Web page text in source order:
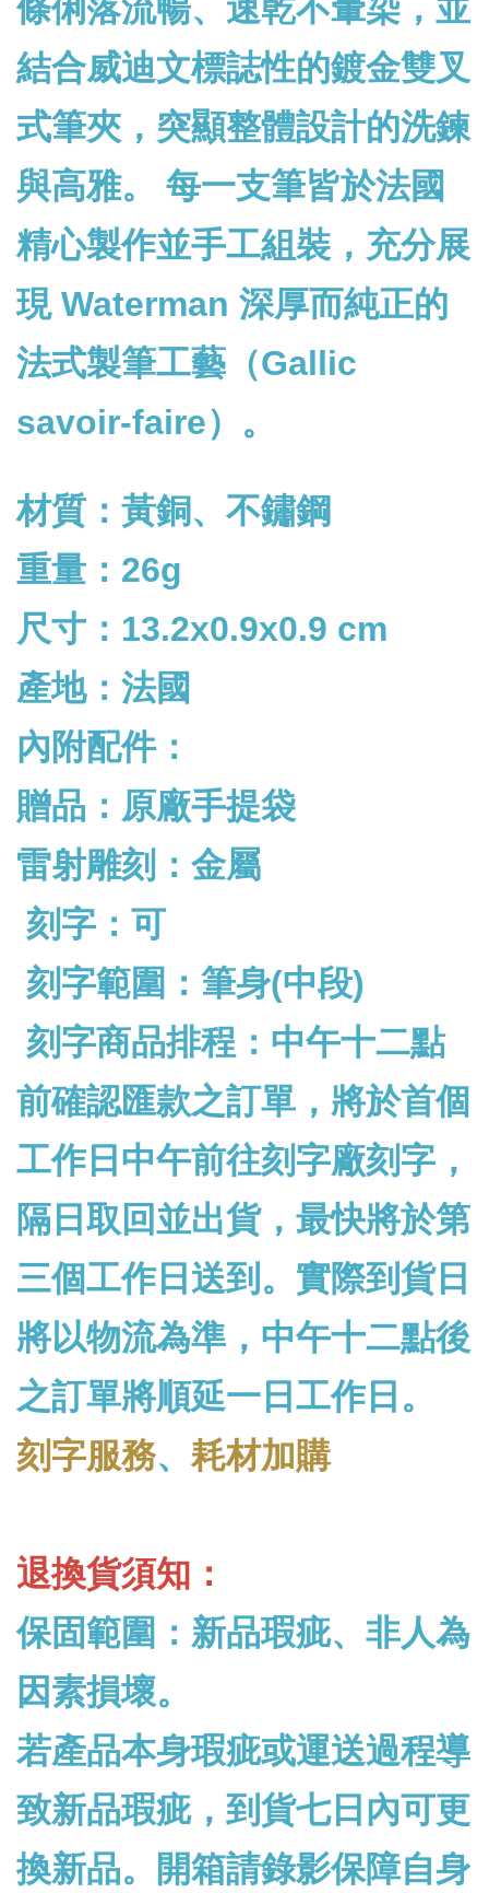
條俐落流暢、速乾不暈染，並
結合威迪文標誌性的鍍金雙叉
式筆夾，突顯整體設計的洗鍊
與高雅。 每一支筆皆於法國
精心製作並手工組裝，充分展
現 Waterman 深厚而純正的
法式製筆工藝（Gallic
savoir-faire）。
材質：黃銅、不鏽鋼
重量：26g
尺寸：13.2x0.9x0.9 cm
產地：法國
內附配件：
贈品：原廠手提袋
雷射雕刻：金屬
刻字：可
刻字範圍：筆身(中段)
刻字商品排程：中午十二點
前確認匯款之訂單，將於首個
工作日中午前往刻字廠刻字，
隔日取回並出貨，最快將於第
三個工作日送到。實際到貨日
將以物流為準，中午十二點後
之訂單將順延一日工作日。
刻字服務、 耗材加購
退換貨須知：
保固範圍：新品瑕疵、非人為
因素損壞。
若產品本身瑕疵或運送過程導
致新品瑕疵，到貨七日內可更
換新品。開箱請錄影保障自身